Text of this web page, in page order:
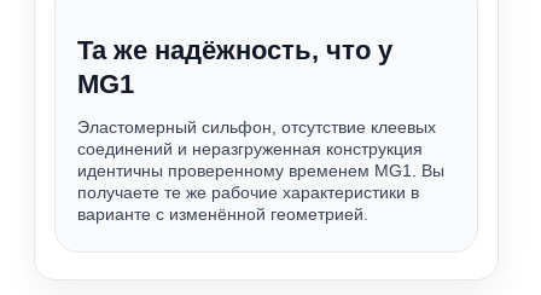
Та же надёжность, что у
MG1
Эластомерный сильфон, отсутствие клеевых
соединений и неразгруженная конструкция
идентичны проверенному временем MG1. Вы
получаете те же рабочие характеристики в
варианте с изменённой геометрией.